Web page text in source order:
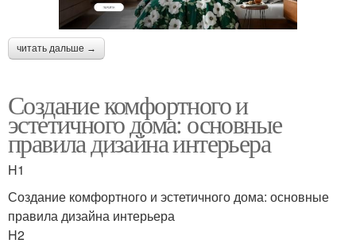
читать дальше →
Создание комфортного и
эстетичного дома: основные
правила дизайна интерьера
H1
Создание комфортного и эстетичного дома: основные
правила дизайна интерьера
H2